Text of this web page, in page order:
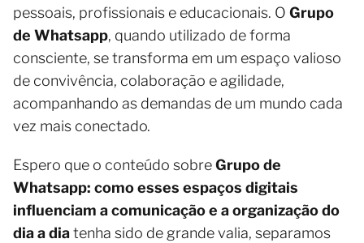
pessoais, profissionais e educacionais. O Grupo
de Whatsapp, quando utilizado de forma
consciente, se transforma em um espaço valioso
de convivência, colaboração e agilidade,
acompanhando as demandas de um mundo cada
vez mais conectado.
Espero que o conteúdo sobreGrupo de
Whatsapp: como esses espaços digitais
influenciam a comunicação e a organização do
dia a diatenha sido de grande valia, separamos